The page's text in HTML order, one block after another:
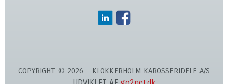
COPYRIGHT © 2026 - KLOKKERHOLM KAROSSERIDELE A/S